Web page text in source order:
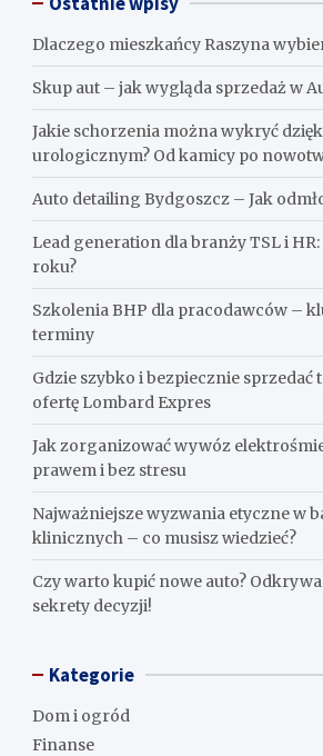
Dlaczego mieszkańcy Raszyna
Skup aut – jak wygląda sprzedaż w
Jakie schorzenia można wykryć
urologicznym? Od kamicy po
Auto detailing Bydgoszcz – Jak
Lead generation dla branży TSL i HR:
roku?
Szkolenia BHP dla pracodawców –
terminy
Gdzie szybko i bezpiecznie sprzedać
ofertę Lombard Expres
Jak zorganizować wywóz
prawem i bez stresu
Najważniejsze wyzwania etyczne w
klinicznych – co musisz wiedzieć?
Czy warto kupić nowe auto?
sekrety decyzji!
Kategorie
Dom i ogród
Finanse